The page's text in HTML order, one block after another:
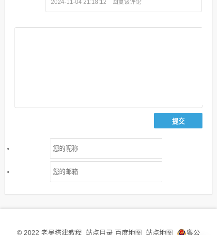
2024-11-04 21:18:12 回复该评论
© 2022 老吴搭建教程 站点目录 百度地图 站点地图 粤公